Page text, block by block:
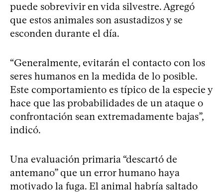
puede sobrevivir en vida silvestre. Agregó
que estos animales son asustadizos y se
esconden durante el día.
“Generalmente, evitarán el contacto con los
seres humanos en la medida de lo posible.
Este comportamiento es típico de la especie y
hace que las probabilidades de un ataque o
confrontación sean extremadamente bajas”,
indicó.
Una evaluación primaria “descartó de
antemano” que un error humano haya
motivado la fuga. El animal habría saltado